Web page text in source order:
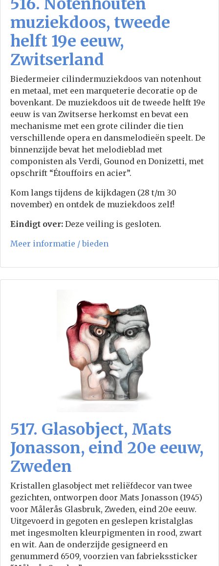
516. Notenhouten
muziekdoos, tweede
helft 19e eeuw,
Zwitserland
Biedermeier cilindermuziekdoos van notenhout
en metaal, met een marqueterie decoratie op de
bovenkant. De muziekdoos uit de tweede helft 19e
eeuw is van Zwitserse herkomst en bevat een
mechanisme met een grote cilinder die tien
verschillende opera en dansmelodieën speelt. De
binnenzijde bevat het melodieblad met
componisten als Verdi, Gounod en Donizetti, met
opschrift “Étouffoirs en acier”.
Kom langs tijdens de kijkdagen (28 t/m 30
november) en ontdek de muziekdoos zelf!
Eindigt over: Deze veiling is gesloten.
Meer informatie / bieden
517. Glasobject, Mats
Jonasson, eind 20e eeuw,
Zweden
Kristallen glasobject met reliëfdecor van twee
gezichten, ontworpen door Mats Jonasson (1945)
voor Målerås Glasbruk, Zweden, eind 20e eeuw.
Uitgevoerd in gegoten en geslepen kristalglas
met ingesmolten kleurpigmenten in rood, zwart
en wit. Aan de onderzijde gesigneerd en
genummerd 6509, voorzien van fabriekssticker